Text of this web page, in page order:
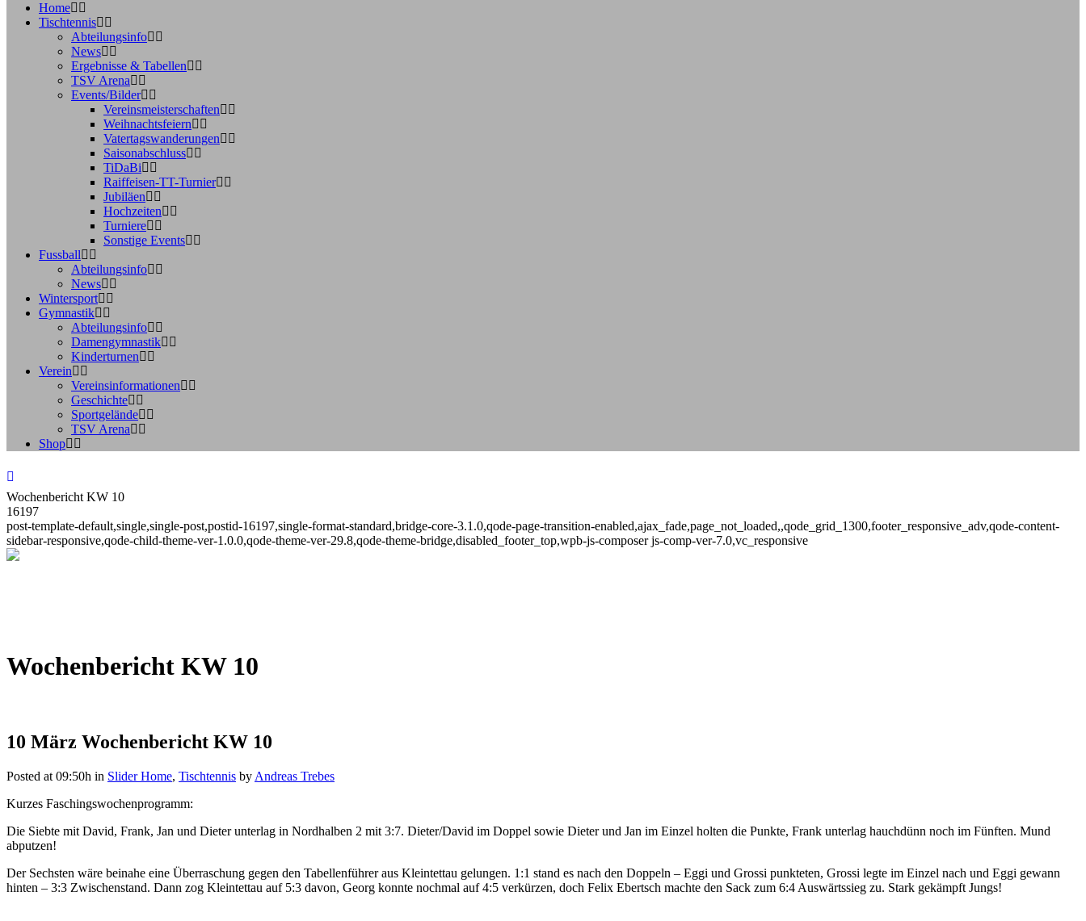
Home
Tischtennis
Abteilungsinfo
News
Ergebnisse & Tabellen
TSV Arena
Events/Bilder
Vereinsmeisterschaften
Weihnachtsfeiern
Vatertagswanderungen
Saisonabschluss
TiDaBi
Raiffeisen-TT-Turnier
Jubiläen
Hochzeiten
Turniere
Sonstige Events
Fussball
Abteilungsinfo
News
Wintersport
Gymnastik
Abteilungsinfo
Damengymnastik
Kinderturnen
Verein
Vereinsinformationen
Geschichte
Sportgelände
TSV Arena
Shop
Wochenbericht KW 10
16197
post-template-default,single,single-post,postid-16197,single-format-standard,bridge-core-3.1.0,qode-page-transition-enabled,ajax_fade,page_not_loaded,,qode_grid_1300,footer_responsive_adv,qode-content-
sidebar-responsive,qode-child-theme-ver-1.0.0,qode-theme-ver-29.8,qode-theme-bridge,disabled_footer_top,wpb-js-composer js-comp-ver-7.0,vc_responsive
Wochenbericht KW 10
10 März Wochenbericht KW 10
Posted at 09:50h in Slider Home, Tischtennis by Andreas Trebes
Kurzes Faschingswochenprogramm:
Die Siebte mit David, Frank, Jan und Dieter unterlag in Nordhalben 2 mit 3:7. Dieter/David im Doppel sowie Dieter und Jan im Einzel holten die Punkte, Frank unterlag hauchdünn noch im Fünften. Mund
abputzen!
Der Sechsten wäre beinahe eine Überraschung gegen den Tabellenführer aus Kleintettau gelungen. 1:1 stand es nach den Doppeln – Eggi und Grossi punkteten, Grossi legte im Einzel nach und Eggi gewann
hinten – 3:3 Zwischenstand. Dann zog Kleintettau auf 5:3 davon, Georg konnte nochmal auf 4:5 verkürzen, doch Felix Ebertsch machte den Sack zum 6:4 Auswärtssieg zu. Stark gekämpft Jungs!